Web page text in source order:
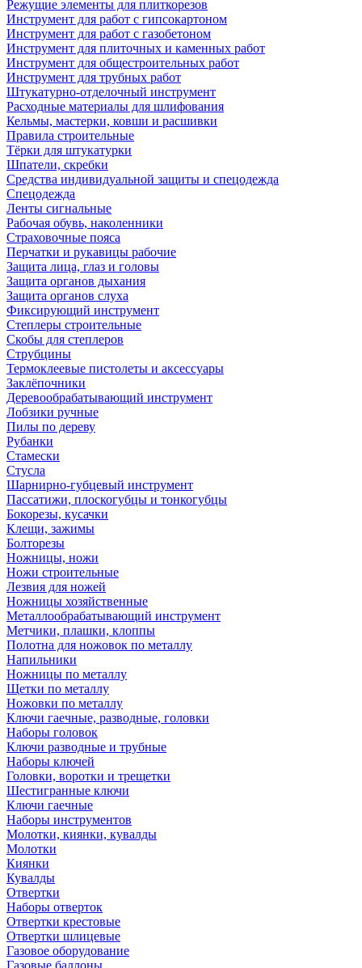
Режущие элементы для плиткорезов
Инструмент для работ с гипсокартоном
Инструмент для работ с газобетоном
Инструмент для плиточных и каменных работ
Инструмент для общестроительных работ
Инструмент для трубных работ
Штукатурно-отделочный инструмент
Расходные материалы для шлифования
Кельмы, мастерки, ковши и расшивки
Правила строительные
Тёрки для штукатурки
Шпатели, скребки
Средства индивидуальной защиты и спецодежда
Спецодежда
Ленты сигнальные
Рабочая обувь, наколенники
Страховочные пояса
Перчатки и рукавицы рабочие
Защита лица, глаз и головы
Защита органов дыхания
Защита органов слуха
Фиксирующий инструмент
Степлеры строительные
Скобы для степлеров
Струбцины
Термоклеевые пистолеты и аксессуары
Заклёпочники
Деревообрабатывающий инструмент
Лобзики ручные
Пилы по дереву
Рубанки
Стамески
Стусла
Шарнирно-губцевый инструмент
Пассатижи, плоскогубцы и тонкогубцы
Бокорезы, кусачки
Клещи, зажимы
Болторезы
Ножницы, ножи
Ножи строительные
Лезвия для ножей
Ножницы хозяйственные
Металлообрабатывающий инструмент
Метчики, плашки, клоппы
Полотна для ножовок по металлу
Напильники
Ножницы по металлу
Щетки по металлу
Ножовки по металлу
Ключи гаечные, разводные, головки
Наборы головок
Ключи разводные и трубные
Наборы ключей
Головки, воротки и трещетки
Шестигранные ключи
Ключи гаечные
Наборы инструментов
Молотки, киянки, кувалды
Молотки
Киянки
Кувалды
Отвертки
Наборы отверток
Отвертки крестовые
Отвертки шлицевые
Газовое оборудование
Газовые баллоны